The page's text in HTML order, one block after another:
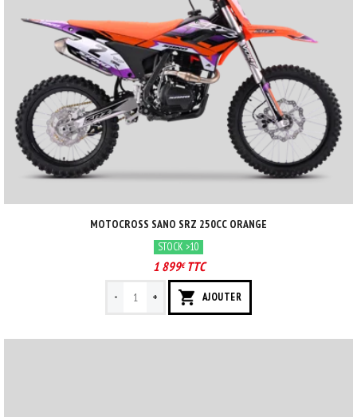
MOTOCROSS SANO SRZ 250CC ORANGE
STOCK >10
1 899€TTC
- + AJOUTER